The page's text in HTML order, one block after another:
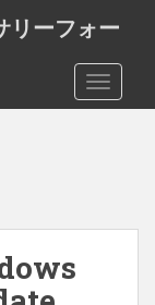
リーフォー